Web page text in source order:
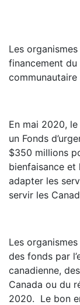
Les
financement du
En mai 2020,
un Fonds
$350 millions
bienfaisance et
adapter les
servir les
Les
des fonds par
canadienne,
Canada ou du
2020. Le bon